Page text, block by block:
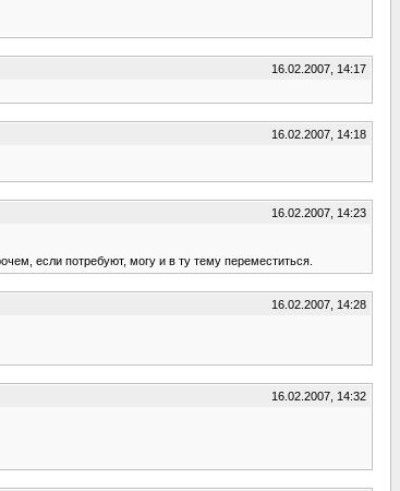
16.02.2007, 14:17
16.02.2007, 14:18
16.02.2007, 14:23
если потребуют, могу и в ту тему переместиться.
16.02.2007, 14:28
16.02.2007, 14:32